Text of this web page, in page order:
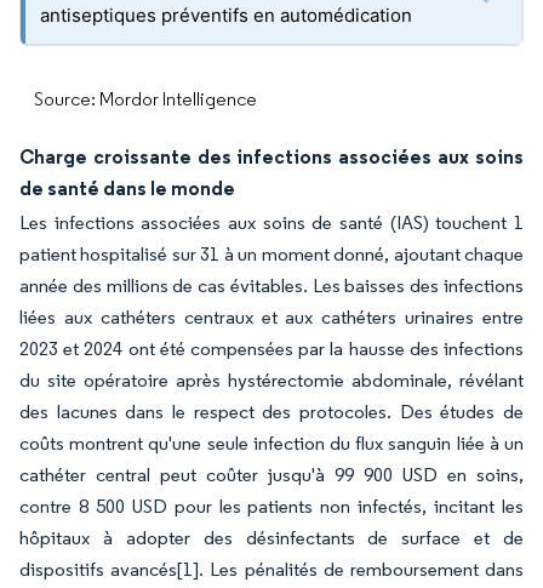
antiseptiques préventifs en automédication
Source: Mordor Intelligence
Charge croissante des infections associées aux soins
de santé dans le monde
Les infections associées aux soins de santé (IAS) touchent 1
patient hospitalisé sur 31 à un moment donné, ajoutant chaque
année des millions de cas évitables. Les baisses des infections
liées aux cathéters centraux et aux cathéters urinaires entre
2023 et 2024 ont été compensées par la hausse des infections
du site opératoire après hystérectomie abdominale, révélant
des lacunes dans le respect des protocoles. Des études de
coûts montrent qu'une seule infection du flux sanguin liée à un
cathéter central peut coûter jusqu'à 99 900 USD en soins,
contre 8 500 USD pour les patients non infectés, incitant les
hôpitaux à adopter des désinfectants de surface et de
dispositifs avancés[1]. Les pénalités de remboursement dans